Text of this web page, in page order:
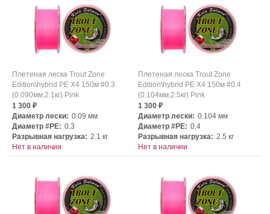
Плетеная леска Trout Zone
Edition\hybrid PE X4 150м #0.3
(0.090мм,2.1кг) Pink
1 300 ₽
Диаметр лески: 0.09 мм
Диаметр #PE: 0.3
Разрывная нагрузка: 2.1 кг
Нет в наличии
Плетеная леска Trout Zone
Edition\hybrid PE X4 150м #0.4
(0.104мм,2.5кг) Pink
1 300 ₽
Диаметр лески: 0.104 мм
Диаметр #PE: 0.4
Разрывная нагрузка: 2.5 кг
Нет в наличии